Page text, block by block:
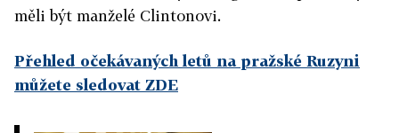
měli být manželé Clintonovi.
Přehled očekávaných letů na pražské Ruzyni
můžete sledovat ZDE